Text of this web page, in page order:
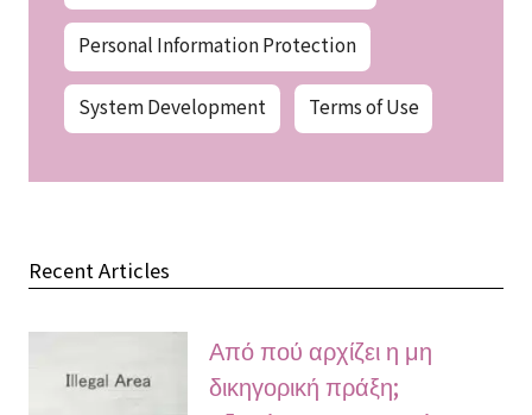
Personal Information Protection
System Development Terms of Use
Recent Articles
Από πού αρχίζει η μη
δικηγορική πράξη;